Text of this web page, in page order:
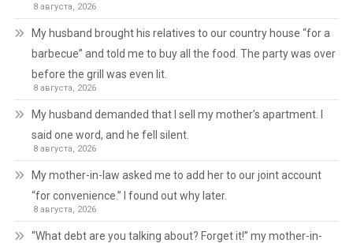
8 августа, 2026
My husband brought his relatives to our country house “for a
barbecue” and told me to buy all the food. The party was over
before the grill was even lit.
8 августа, 2026
My husband demanded that I sell my mother’s apartment. I
said one word, and he fell silent.
8 августа, 2026
My mother-in-law asked me to add her to our joint account
“for convenience.” I found out why later.
8 августа, 2026
“What debt are you talking about? Forget it!” my mother-in-